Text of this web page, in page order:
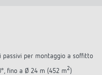
passivi per montaggio a soffitto
fino a Ø 24 m (452 m2)